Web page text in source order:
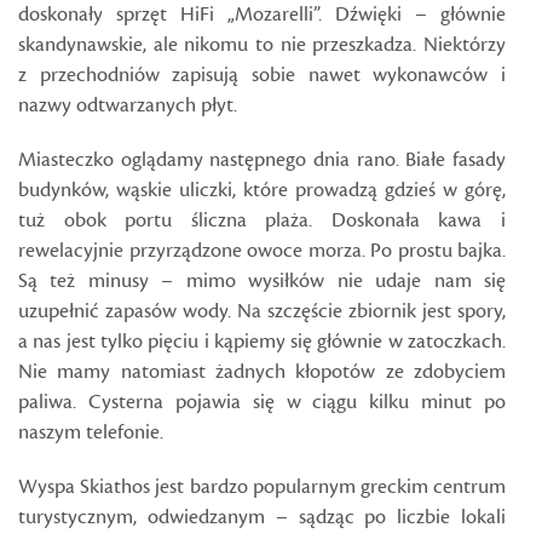
doskonały sprzęt HiFi „Mozarelli”. Dźwięki – głównie
skandynawskie, ale nikomu to nie przeszkadza. Niektórzy
z przechodniów zapisują sobie nawet wykonawców i
nazwy odtwarzanych płyt.
Miasteczko oglądamy następnego dnia rano. Białe fasady
budynków, wąskie uliczki, które prowadzą gdzieś w górę,
tuż obok portu śliczna plaża. Doskonała kawa i
rewelacyjnie przyrządzone owoce morza. Po prostu bajka.
Są też minusy – mimo wysiłków nie udaje nam się
uzupełnić zapasów wody. Na szczęście zbiornik jest spory,
a nas jest tylko pięciu i kąpiemy się głównie w zatoczkach.
Nie mamy natomiast żadnych kłopotów ze zdobyciem
paliwa. Cysterna pojawia się w ciągu kilku minut po
naszym telefonie.
Wyspa Skiathos jest bardzo popularnym greckim centrum
turystycznym, odwiedzanym – sądząc po liczbie lokali